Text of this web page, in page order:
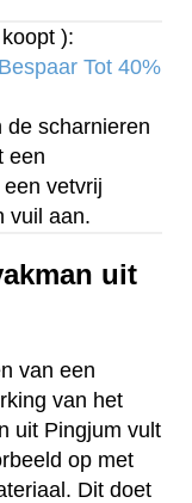
):
Tot 40%‎
de scharnieren
een
vetvrij
vuil aan.
uit
van een
van het
uit Pingjum vult
op met
Dit doet